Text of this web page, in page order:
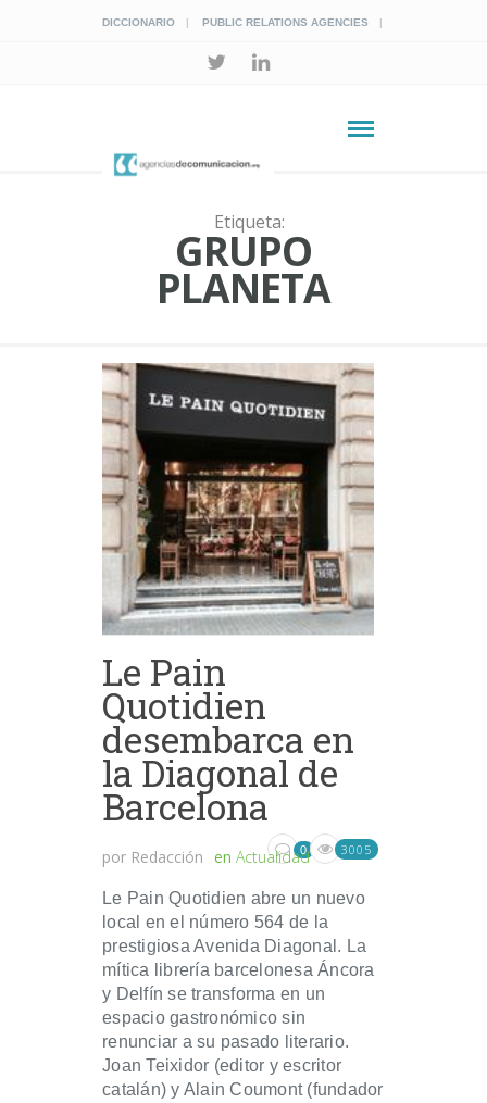
DICCIONARIO PUBLIC RELATIONS AGENCIES
Etiqueta:
GRUPO
PLANETA
Le Pain
Quotidien
desembarca en
la Diagonal de
Barcelona
por Redacción en Actualidad
0 3005
Le Pain Quotidien abre un nuevo
local en el número 564 de la
prestigiosa Avenida Diagonal. La
mítica librería barcelonesa Áncora
y Delfín se transforma en un
espacio gastronómico sin
renunciar a su pasado literario.
Joan Teixidor (editor y escritor
catalán) y Alain Coumont (fundador